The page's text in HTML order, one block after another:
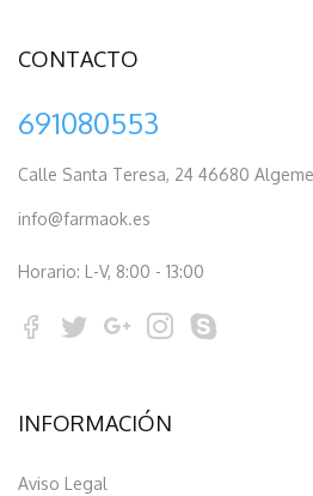
CONTACTO
691080553
Calle Santa Teresa, 24 46680
info@farmaok.es
Horario: L-V, 8:00 - 13:00
INFORMACIÓN
Aviso Legal